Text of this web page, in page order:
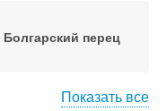
Болгарский перец
Показать все